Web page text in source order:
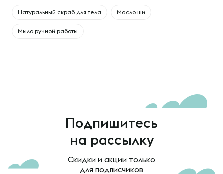
Натуральный скраб для тела Масло ши
Мыло ручной работы
Подпишитесь
на рассылку
Скидки и акции только
для подписчиков